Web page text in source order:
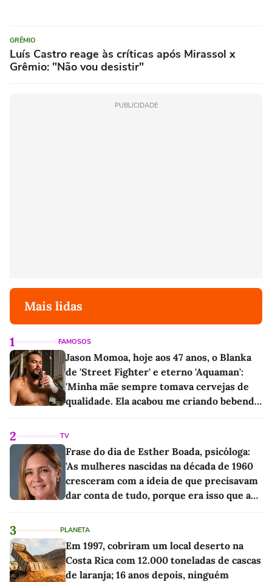
GRÊMIO
Luís Castro reage às críticas após Mirassol x
Grêmio: "Não vou desistir"
PUBLICIDADE
Mais lidas
1 FAMOSOS
Jason Momoa, hoje aos 47 anos, o Blanka
de 'Street Fighter' e eterno 'Aquaman':
'Minha mãe sempre tomava cervejas de
qualidade. Ela acabou me criando bebendo
2 TV
Frase do dia de Esther Boada, psicóloga:
'As mulheres nascidas na década de 1960
cresceram com a ideia de que precisavam
dar conta de tudo, porque era isso que a
3 PLANETA
Em 1997, cobriram um local deserto na
Costa Rica com 12.000 toneladas de cascas
de laranja; 16 anos depois, ninguém